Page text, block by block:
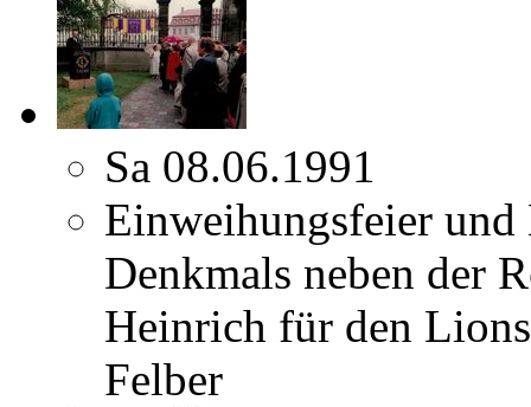
Sa 08.06.1991
Einweihungsfeier
Denkmals neben der
Heinrich für den
Felber